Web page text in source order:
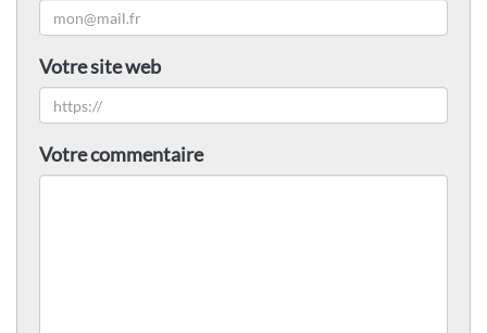
Votre site web
Votre commentaire